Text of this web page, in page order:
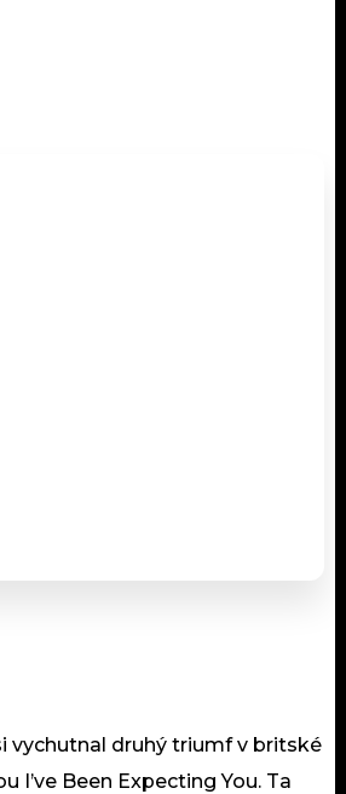
vychutnal druhý triumf v britské
I’ve Been Expecting You. Ta